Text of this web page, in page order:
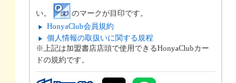
い。
のマークが目印です。
HonyaClub会員規約
個人情報の取扱いに関する規程
※上記は加盟書店店頭で使用できるHonyaClubカー
ドの規約です。